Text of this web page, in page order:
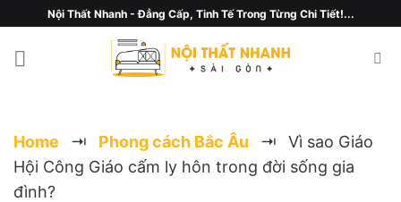
Chuyển
đến
nội
Nội Thất Nhanh - Đẳng Cấp, Tinh Tế Trong Từng Chi Tiết!...
Home ⇥ Phong cách Bắc Âu ⇥
Vì sao Giáo
Hội Công Giáo cấm ly hôn trong đời sống gia
đình?